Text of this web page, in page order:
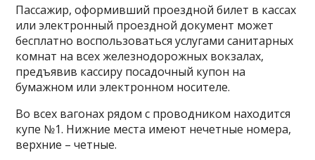
Пассажир, оформивший проездной билет в кассах
или электронный проездной документ может
бесплатно воспользоваться услугами санитарных
комнат на всех железнодорожных вокзалах,
предъявив кассиру посадочный купон на
бумажном или электронном носителе.
Во всех вагонах рядом с проводником находится
купе №1. Нижние места имеют нечетные номера,
верхние – четные.